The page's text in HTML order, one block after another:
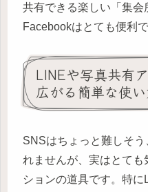
共有できる楽しい「集会
Facebookはとても便利で
LINEや写真共有
広がる簡単な使
SNSはちょっと難しそ
れませんが、実はとて
ションの道具です。特に